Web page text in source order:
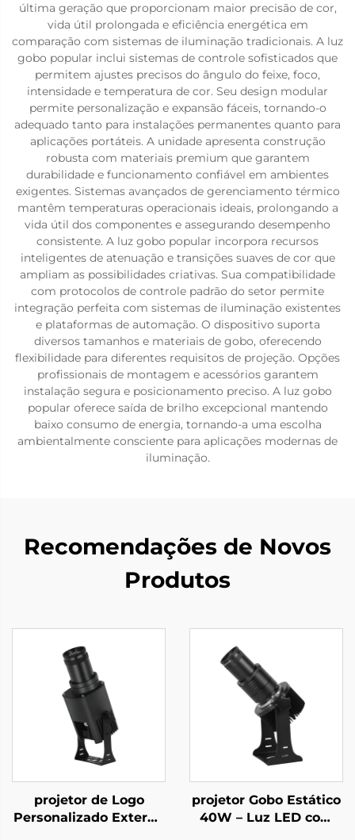
última geração que proporcionam maior precisão de cor,
vida útil prolongada e eficiência energética em
comparação com sistemas de iluminação tradicionais. A luz
gobo popular inclui sistemas de controle sofisticados que
permitem ajustes precisos do ângulo do feixe, foco,
intensidade e temperatura de cor. Seu design modular
permite personalização e expansão fáceis, tornando-o
adequado tanto para instalações permanentes quanto para
aplicações portáteis. A unidade apresenta construção
robusta com materiais premium que garantem
durabilidade e funcionamento confiável em ambientes
exigentes. Sistemas avançados de gerenciamento térmico
mantêm temperaturas operacionais ideais, prolongando a
vida útil dos componentes e assegurando desempenho
consistente. A luz gobo popular incorpora recursos
inteligentes de atenuação e transições suaves de cor que
ampliam as possibilidades criativas. Sua compatibilidade
com protocolos de controle padrão do setor permite
integração perfeita com sistemas de iluminação existentes
e plataformas de automação. O dispositivo suporta
diversos tamanhos e materiais de gobo, oferecendo
flexibilidade para diferentes requisitos de projeção. Opções
profissionais de montagem e acessórios garantem
instalação segura e posicionamento preciso. A luz gobo
popular oferece saída de brilho excepcional mantendo
baixo consumo de energia, tornando-a uma escolha
ambientalmente consciente para aplicações modernas de
iluminação.
Recomendações de Novos
Produtos
projetor de Logo
Personalizado Externo
projetor Gobo Estático
40W – Luz LED com